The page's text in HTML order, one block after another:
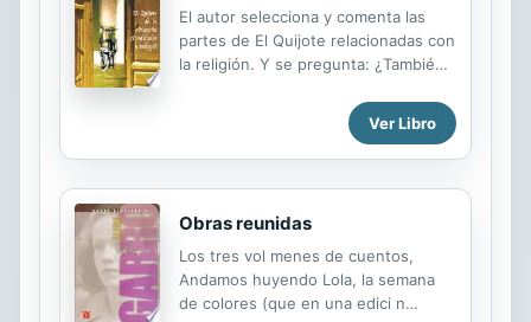
paredes de ladrillo visto,
heroinómanos con jerseys de lana y
cervezas artesanas, el ya-no-tan-
obligado a enfrentar una cruda
realidad: su ciudad ha cambiado
El autor selecciona y comenta las
partes de El Quijote relacionadas con
la religión. Y se pregunta: ¿También
Ver Libro
Obras reunidas
Los tres vol menes de cuentos,
Andamos huyendo Lola, la semana
de colores (que en una edici n